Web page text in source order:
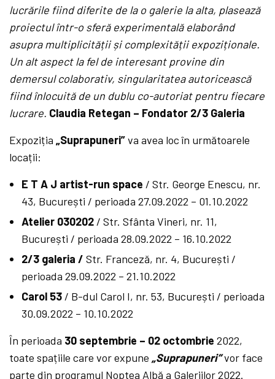
lucrările fiind diferite de la o galerie la alta, plasează
proiectul într-o sferă experimentală elaborând
asupra multiplicității și complexității expoziționale.
Un alt aspect la fel de interesant provine din
demersul colaborativ, singularitatea autoricească
fiind înlocuită de un dublu co-autoriat pentru fiecare
lucrare. Claudia Retegan – Fondator 2/3 Galeria
Expoziția„Suprapuneri”va avea loc în următoarele
locații:
E T A J artist-run space / Str. George Enescu, nr.
43, București / perioada 27.09.2022 – 01.10.2022
Atelier 030202 / Str. Sfânta Vineri, nr. 11,
București / perioada 28.09.2022 – 16.10.2022
2/3 galeria / Str. Franceză, nr. 4, București /
perioada 29.09.2022 – 21.10.2022
Carol 53 / B-dul Carol I, nr. 53, București / perioada
30.09.2022 – 10.10.2022
În perioada 30 septembrie – 02 octombrie 2022,
toate spațiile care vor expune „Suprapuneri”vor face
parte din programul Noptea Albă a Galeriilor 2022.